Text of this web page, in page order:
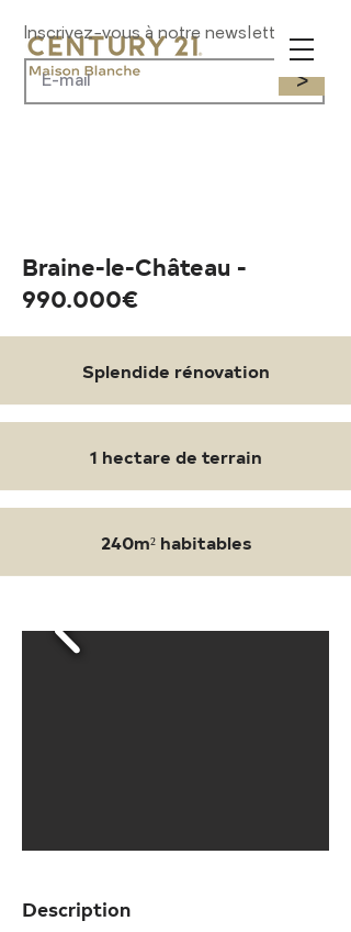
Inscrivez-vous à notre newsletter
>
Braine-le-Château -
990.000€
Splendide rénovation
1 hectare de terrain
240m² habitables
Description